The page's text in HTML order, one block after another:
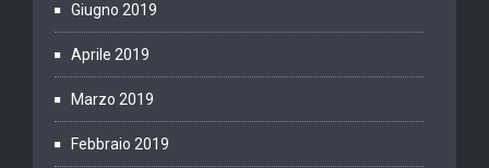
Giugno 2019
Aprile 2019
Marzo 2019
Febbraio 2019